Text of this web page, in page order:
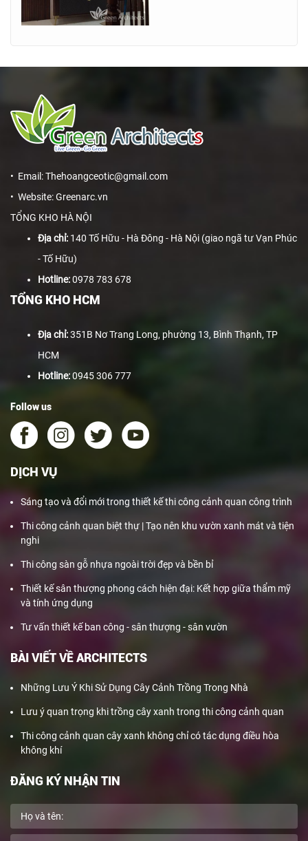
• Email: Thehoangceotic@gmail.com
• Website: Greenarc.vn
TỔNG KHO HÀ NỘI
Địa chỉ: 140 Tố Hữu - Hà Đông - Hà Nội (giao ngã tư Vạn Phúc
- Tố Hữu)
Hotline:0978 783 678
TỔNG KHO HCM
Địa chỉ:351B Nơ Trang Long, phường 13, Bình Thạnh, TP
HCM
Hotline:0945 306 777
Follow us
DỊCH VỤ
Sáng tạo và đổi mới trong thiết kế thi công cảnh quan công trình
Thi công cảnh quan biệt thự | Tạo nên khu vườn xanh mát và tiện
nghi
Thi công sàn gỗ nhựa ngoài trời đẹp và bền bỉ
Thiết kế sân thượng phong cách hiện đại: Kết hợp giữa thẩm mỹ
và tính ứng dụng
Tư vấn thiết kế ban công - sân thượng - sân vườn
BÀI VIẾT VỀ ARCHITECTS
Những Lưu Ý Khi Sử Dụng Cây Cảnh Trồng Trong Nhà
Lưu ý quan trọng khi trồng cây xanh trong thi công cảnh quan
Thi công cảnh quan cây xanh không chỉ có tác dụng điều hòa
không khí
ĐĂNG KÝ NHẬN TIN